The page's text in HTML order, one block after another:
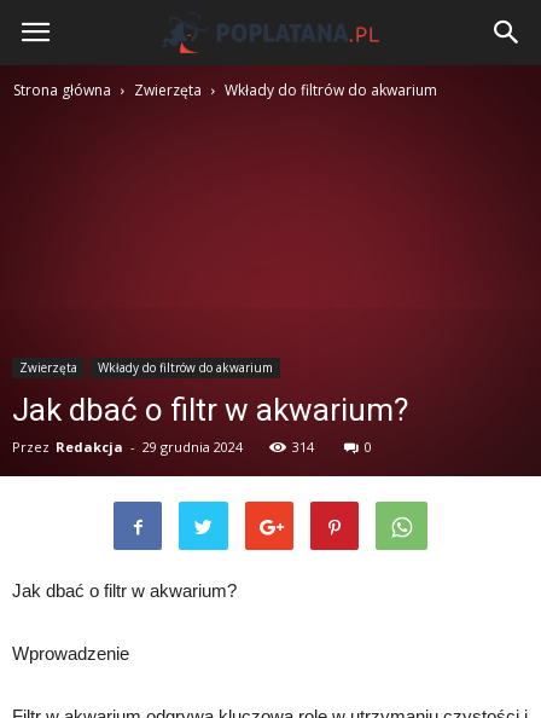
Poplatana.pl
Strona główna Zwierzęta Wkłady do filtrów do akwarium
Zwierzęta Wkłady do filtrów do akwarium
Jak dbać o filtr w akwarium?
Przez Redakcja - 29 grudnia 2024 314 0
Jak dbać o filtr w akwarium?
Wprowadzenie